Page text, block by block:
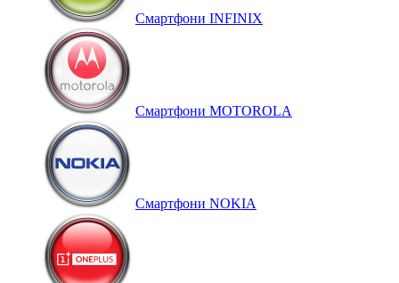
Смартфони INFINIX
Смартфони MOTOROLA
Смартфони NOKIA